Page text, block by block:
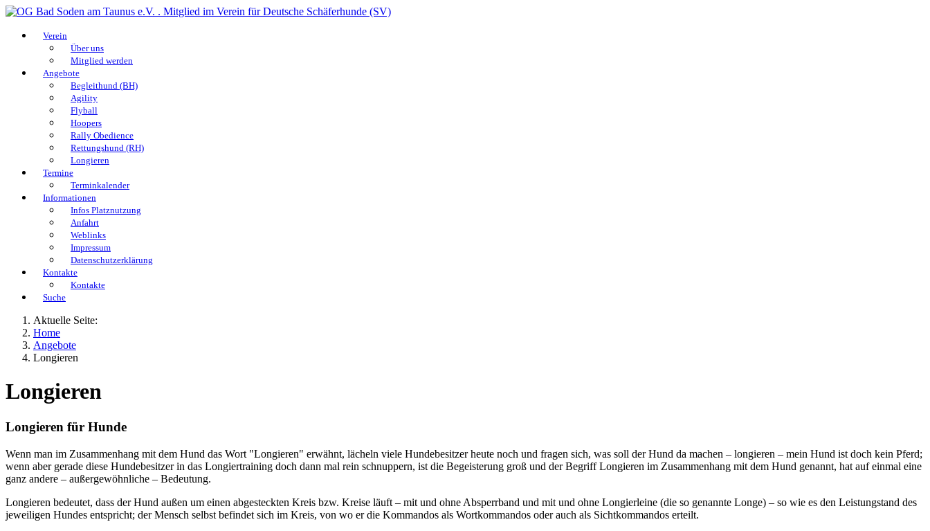
Verein
Über uns
Mitglied werden
Angebote
Begleithund (BH)
Agility
Flyball
Hoopers
Rally Obedience
Rettungshund (RH)
Longieren
Termine
Terminkalender
Informationen
Infos Platznutzung
Anfahrt
Weblinks
Impressum
Datenschutzerklärung
Kontakte
Kontakte
Suche
Aktuelle Seite:
Home
Angebote
Longieren
Longieren
Longieren für Hunde
Wenn man im Zusammenhang mit dem Hund das Wort "Longieren" erwähnt, lächeln viele Hundebesitzer heute noch und fragen sich, was soll der Hund da machen – longieren – mein Hund ist doch kein Pferd;
wenn aber gerade diese Hundebesitzer in das Longiertraining doch dann mal rein schnuppern, ist die Begeisterung groß und der Begriff Longieren im Zusammenhang mit dem Hund genannt, hat auf einmal eine
ganz andere – außergewöhnliche – Bedeutung.
Longieren bedeutet, dass der Hund außen um einen abgesteckten Kreis bzw. Kreise läuft – mit und ohne Absperrband und mit und ohne Longierleine (die so genannte Longe) – so wie es den Leistungstand des
jeweiligen Hundes entspricht; der Mensch selbst befindet sich im Kreis, von wo er die Kommandos als Wortkommandos oder auch als Sichtkommandos erteilt.